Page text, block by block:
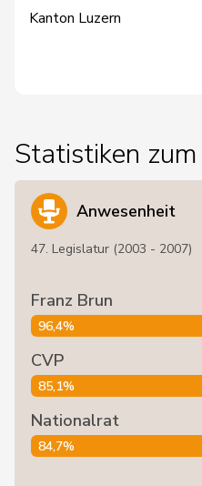
Kanton Luzern
Statistiken
Anwesenheit
47. Legislatur (2003 - 2007)
Franz Brun
96,4%
CVP
85,1%
Nationalrat
84,7%